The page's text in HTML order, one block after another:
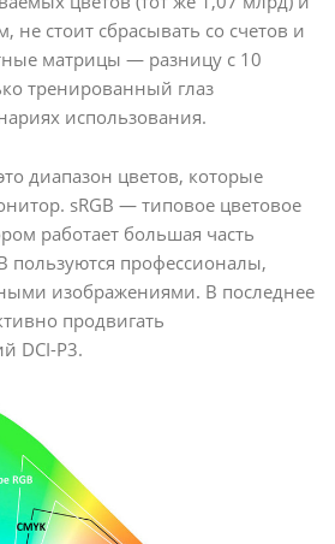
не стоит сбрасывать со счетов и
матрицы — разницу с 10
тренированный глаз
использования.
диапазон цветов, которые
sRGB — типовое цветовое
работает большая часть
пользуются профессионалы,
изображениями. В последнее
продвигать
DCI-P3.